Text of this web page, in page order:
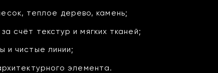
теплое дерево, камень;
счёт текстур и мягких тканей;
и чистые линии;
элемента.